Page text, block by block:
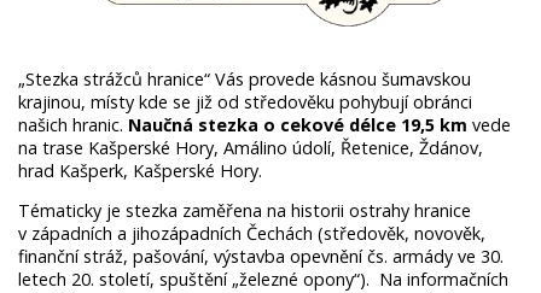
„Stezka strážců hranice“ Vás provede kásnou šumavskou
krajinou, místy kde se již od středověku pohybují obránci
našich hranic. Naučná stezka o cekové délce 19,5 km vede
na trase Kašperské Hory, Amálino údolí, Řetenice, Ždánov,
hrad Kašperk, Kašperské Hory.
Tématicky je stezka zaměřena na historii ostrahy hranice
v západních a jihozápadních Čechách (středověk, novověk,
finanční stráž, pašování, výstavba opevnění čs. armády ve 30.
letech 20. století, spuštění „železné opony“). Na informačních